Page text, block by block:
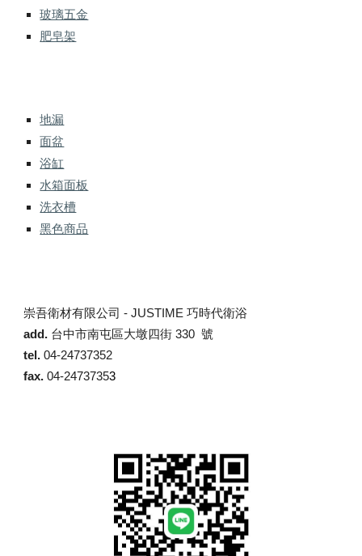
玻璃五金
肥皂架
地漏
面盆
浴缸
水箱面板
洗衣槽
黑色商品
崇吾衛材有限公司 -JUSTIME 巧時代衛浴
add. 台中市南屯區大墩四街 330 號
tel.04-24737352
fax.04-24737353